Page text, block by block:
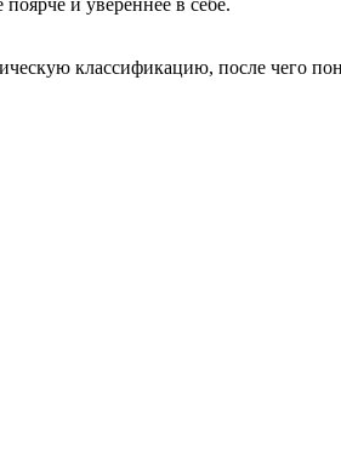
классификацию, после чего